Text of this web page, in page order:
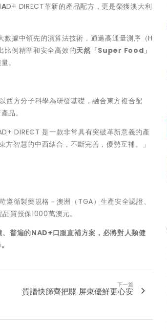
D+ DIRECT革新的產品配方，更是榮獲澳大利
據中領先的演算法技術，通過高通量測序（H
例精準和安全高效的天然 「Super Food 」
。
西方分子科學為研發基礎，融合東方複合配
品。
DIRECT 是一款非常具有突破革新意義的產
方智慧的中西結合，不斷完善，優勢互補。」
循製藥規格－澳洲（TGA）生產安全認證、
質投保1000萬澳元。
、普遍的NAD+口服直補方案，必將對人類健
。
下一篇
質譜快篩齊把關 屏東優鮮更心安